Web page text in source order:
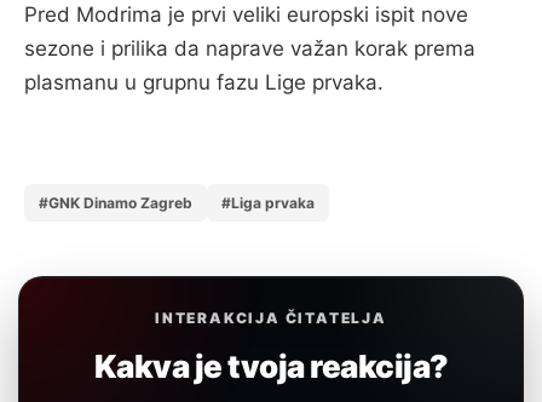
Pred Modrima je prvi veliki europski ispit nove
sezone i prilika da naprave važan korak prema
plasmanu u grupnu fazu Lige prvaka.
#GNK Dinamo Zagreb #Liga prvaka
INTERAKCIJA ČITATELJA
Kakva je tvoja reakcija?